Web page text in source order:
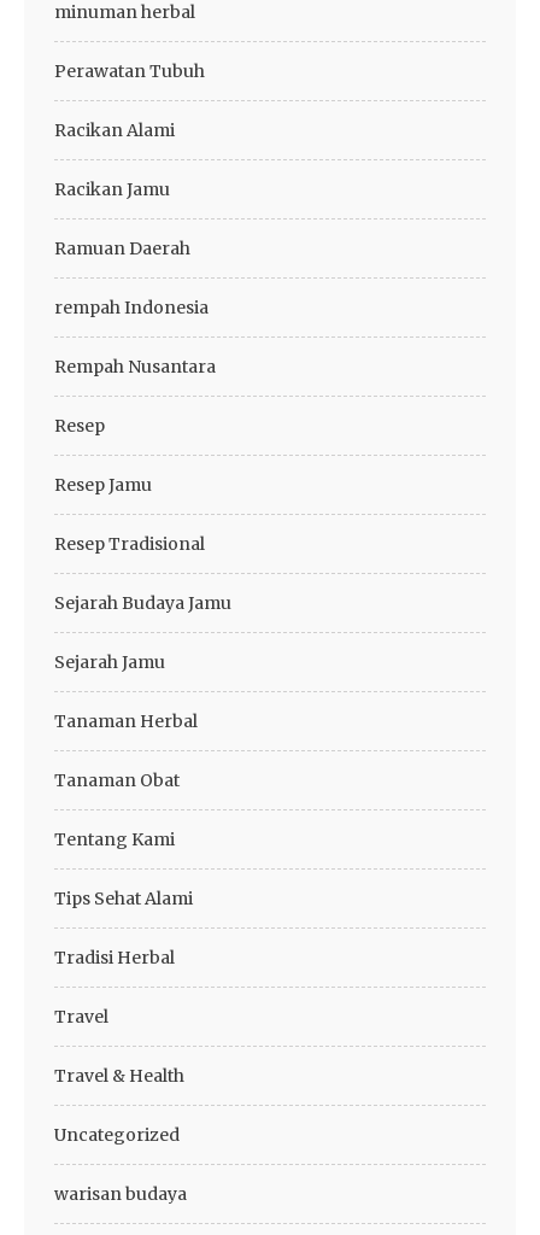
minuman herbal
Perawatan Tubuh
Racikan Alami
Racikan Jamu
Ramuan Daerah
rempah Indonesia
Rempah Nusantara
Resep
Resep Jamu
Resep Tradisional
Sejarah Budaya Jamu
Sejarah Jamu
Tanaman Herbal
Tanaman Obat
Tentang Kami
Tips Sehat Alami
Tradisi Herbal
Travel
Travel & Health
Uncategorized
warisan budaya